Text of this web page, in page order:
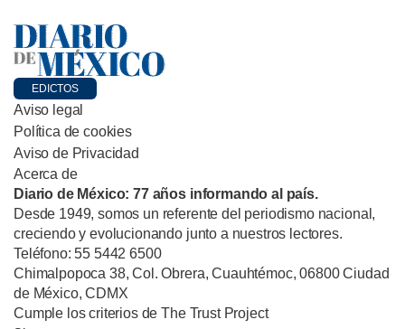
EDICTOS
Aviso legal
Política de cookies
Aviso de Privacidad
Acerca de
Diario de México: 77 años informando al país.
Desde 1949, somos un referente del periodismo nacional,
creciendo y evolucionando junto a nuestros lectores.
Teléfono: 55 5442 6500
Chimalpopoca 38, Col. Obrera, Cuauhtémoc, 06800 Ciudad
de México, CDMX
Cumple los criterios de The Trust Project